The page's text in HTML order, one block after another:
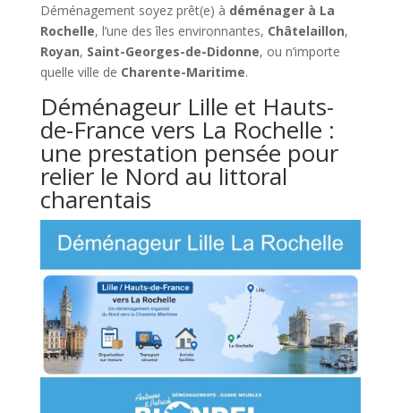
Déménagement soyez prêt(e) à déménager à La
Rochelle, l’une des îles environnantes, Châtelaillon,
Royan, Saint-Georges-de-Didonne, ou n’importe
quelle ville de Charente-Maritime.
Déménageur Lille et Hauts-
de-France vers La Rochelle :
une prestation pensée pour
relier le Nord au littoral
charentais